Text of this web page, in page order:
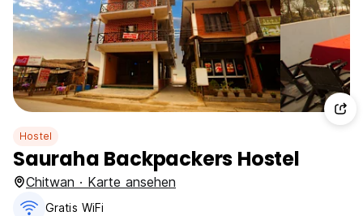
Hostel
Sauraha Backpackers Hostel
Chitwan · Karte ansehen
Gratis WiFi